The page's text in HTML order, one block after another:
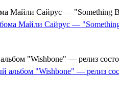
Майли Сайрус — "Something
"Wishbone" — релиз